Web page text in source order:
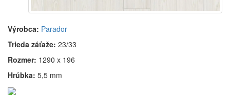
Výrobca: Parador
Trieda záťaže: 23/33
Rozmer: 1290 x 196
Hrúbka: 5,5 mm